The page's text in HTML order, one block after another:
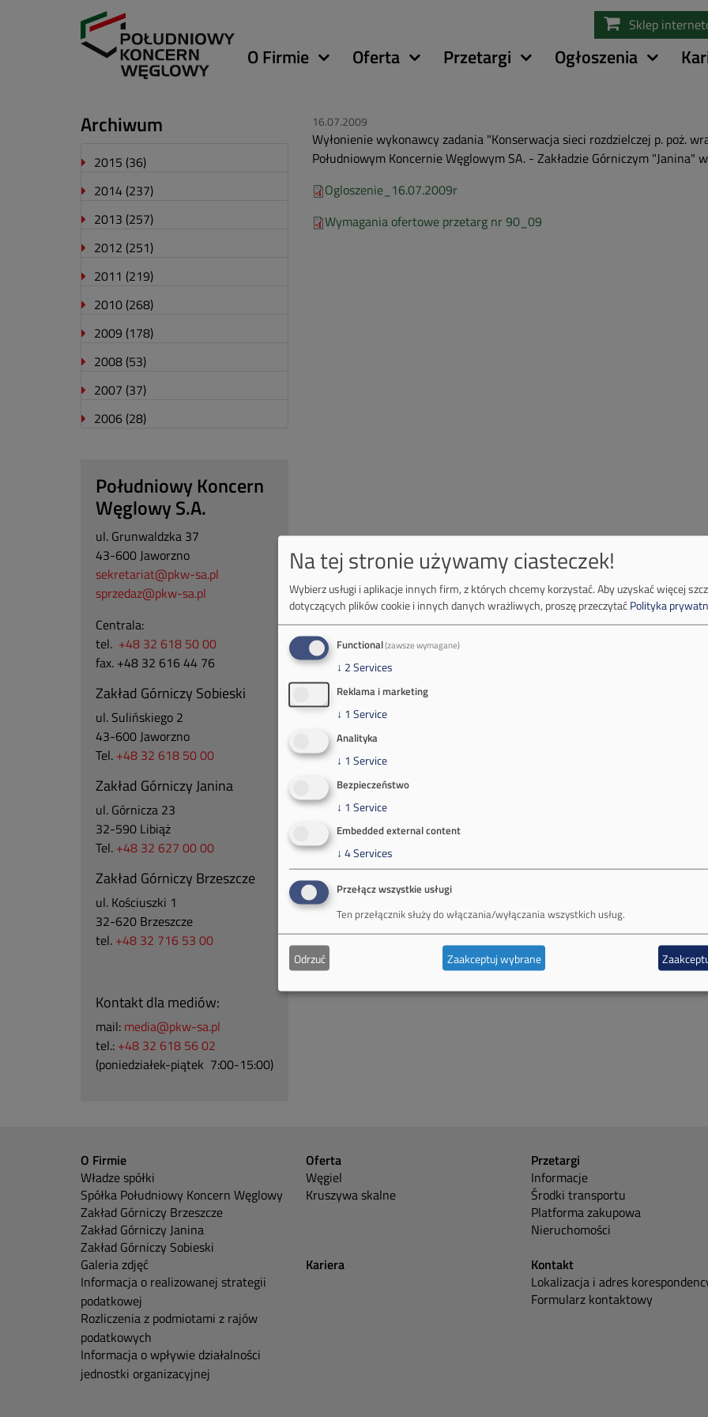
treści
Sklep
Główna
O Firmie Oferta Przetargi Ogłoszenia
16.07.2009
Wyłonienie wykonawcy zadania "Konserwacja sieci rozdzielczej p. poż.
Południowym Koncernie Węglowym SA. - Zakładzie Górniczym "Janina"
Ogloszenie_16.07.2009r
Wymagania ofertowe przetarg nr 90_09
Archiwum
2015 (36)
2014 (237)
2013 (257)
2012 (251)
2011 (219)
2010 (268)
2009 (178)
2008 (53)
2007 (37)
2006 (28)
Południowy Koncern
Węglowy S.A.
ul. Grunwaldzka 37
43-600 Jaworzno
sekretariat@pkw-sa.pl
sprzedaz@pkw-sa.pl
Centrala:
tel. +48 32 618 50 00
fax. +48 32 616 44 76
Zakład Górniczy Sobieski
ul. Sulińskiego 2
43-600 Jaworzno
Tel. +48 32 618 50 00
Zakład Górniczy Janina
ul. Górnicza 23
32-590 Libiąż
Tel. +48 32 627 00 00
Zakład Górniczy Brzeszcze
ul. Kościuszki 1
32-620 Brzeszcze
tel. +48 32 716 53 00
Kontakt dla mediów:
mail: media@pkw-sa.pl
tel.: +48 32 618 56 02
(poniedziałek-piątek 7:00-15:00)
O Firmie
Władze spółki
Spółka Południowy Koncern Węglowy
Zakład Górniczy Brzeszcze
Zakład Górniczy Janina
Zakład Górniczy Sobieski
Galeria zdjęć
Informacja o realizowanej strategii
podatkowej
Rozliczenia z podmiotami z rajów
podatkowych
Informacja o wpływie działalności
jednostki organizacyjnej
Oferta
Węgiel
Kruszywa skalne
Przetargi
Informacje
Środki transportu
Platforma zakupowa
Nieruchomości
Kariera
Kontakt
Lokalizacja i adres
Formularz kontaktowy
Na tej stronie używamy ciasteczek!
Wybierz usługi i aplikacje innych firm, z których chcemy korzystać.Aby uzyskać więcej
dotyczących plików cookie i innych danych wrażliwych, proszę przeczytaćPolityka
Functional(zawsze wymagane)
↓ 2Services
Reklama i marketing
↓ 1 Service
Analityka
↓ 1 Service
Bezpieczeństwo
↓ 1 Service
Embedded external content
↓ 4Services
Przełącz wszystkie usługi
Ten przełącznik służy do włączania/wyłączania wszystkich usług.
Odrzuć Zaakceptuj wybrane